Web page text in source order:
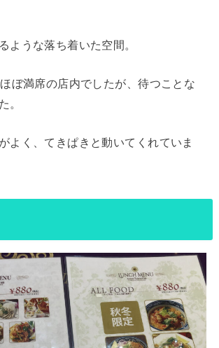
ような落ち着いた空間。
ぼ満席の店内でしたが、待つことな
。
よく、てきぱきと動いてくれていま